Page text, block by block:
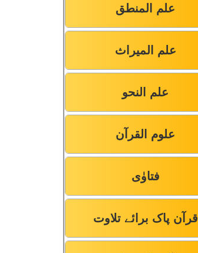
علم المنطق
علم المیراث
علم النحو
علوم القرآن
فتاوٰی
قرآن پاک برائے تلاوت